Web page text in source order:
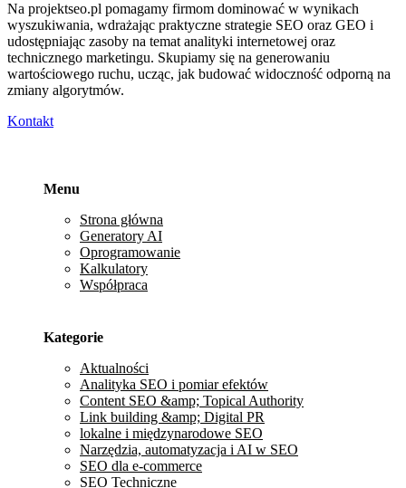
Na projektseo.pl pomagamy firmom dominować w wynikach
wyszukiwania, wdrażając praktyczne strategie SEO oraz GEO i
udostępniając zasoby na temat analityki internetowej oraz
technicznego marketingu. Skupiamy się na generowaniu
wartościowego ruchu, ucząc, jak budować widoczność odporną na
zmiany algorytmów.
Kontakt
Menu
Strona główna
Generatory AI
Oprogramowanie
Kalkulatory
Współpraca
Kategorie
Aktualności
Analityka SEO i pomiar efektów
Content SEO &amp; Topical Authority
Link building &amp; Digital PR
lokalne i międzynarodowe SEO
Narzędzia, automatyzacja i AI w SEO
SEO dla e-commerce
SEO Techniczne